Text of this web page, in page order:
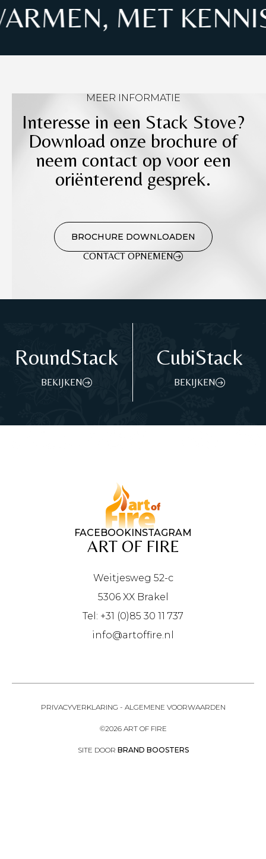
MET
MEER INFORMATIE
Interesse in een Stack Stove?
Download onze brochure of
neem contact op voor een
oriënterend gesprek.
BROCHURE DOWNLOADEN
CONTACT OPNEMEN
RoundStack
BEKIJKEN
CubiStack
BEKIJKEN
FACEBOOKINSTAGRAM
ART OF FIRE
Weitjesweg 52-c
5306 XX Brakel
Tel: +31 (0)85 30 11 737
info@artoffire.nl
PRIVACYVERKLARING - ALGEMENE VOORWAARDEN
©2026 ART OF FIRE
SITE DOOR BRAND BOOSTERS